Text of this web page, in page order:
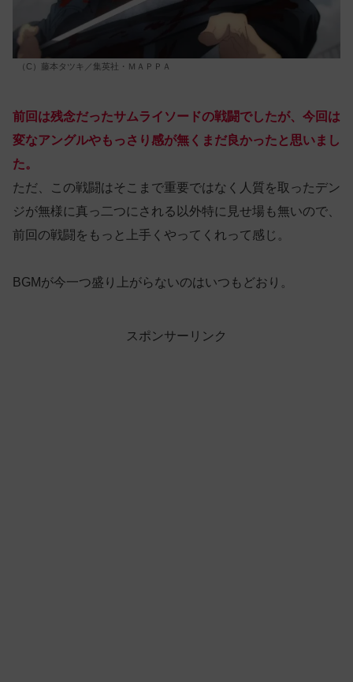
（C）藤本タツキ／集英社・ＭＡＰＰＡ
前回は残念だったサムライソードの戦闘でしたが、今回は
変なアングルやもっさり感が無くまだ良かったと思いまし
た。
ただ、この戦闘はそこまで重要ではなく人質を取ったデン
ジが無様に真っ二つにされる以外特に見せ場も無いので、
前回の戦闘をもっと上手くやってくれって感じ。
BGMが今一つ盛り上がらないのはいつもどおり。
スポンサーリンク